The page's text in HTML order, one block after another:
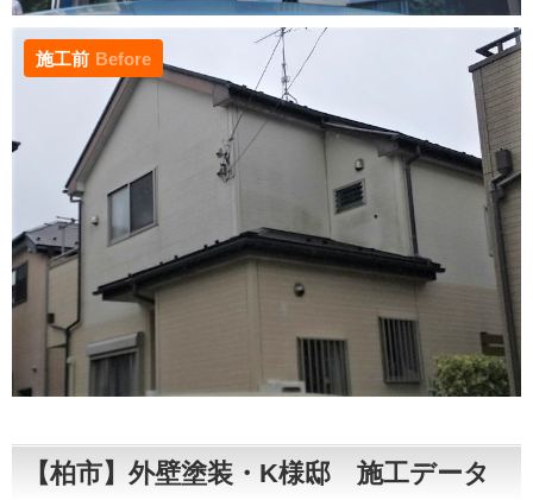
施工前 Before
【柏市】外壁塗装・K様邸 施工データ